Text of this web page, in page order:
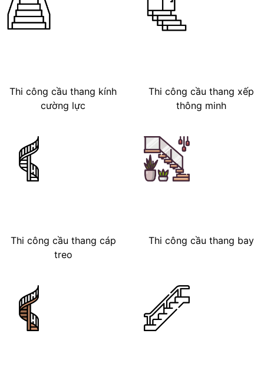
Thi công cầu thang kính
cường lực
Thi công cầu thang xếp
thông minh
Thi công cầu thang cáp
treo
Thi công cầu thang bay